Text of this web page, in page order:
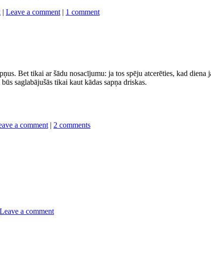
| Leave a comment | 1 comment
Bet tikai ar šādu nosacījumu: ja tos spēju atcerēties, kad
saglabājušās tikai kaut kādas sapņa driskas.
a comment | 2 comments
Leave a comment